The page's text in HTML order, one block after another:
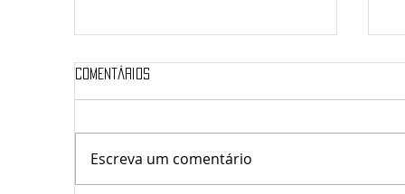
Comentários
Escreva um comentário